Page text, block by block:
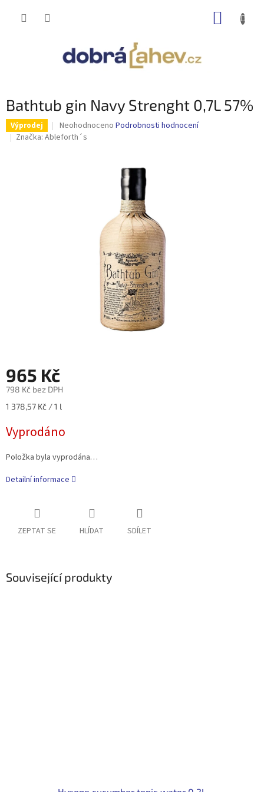
Bathtub gin Navy Strenght 0,7L 57%
Výprodej
Průměrné
hodnocení
Neohodnoceno Podrobnosti hodnocení
Značka: Ableforth´s
965 Kč
798 Kč bez DPH
Měrná
1 378,57 Kč / 1 l
Vyprodáno
Položka byla vyprodána…
Detailní informace
ZEPTAT SE HLÍDAT SDÍLET
Související produkty